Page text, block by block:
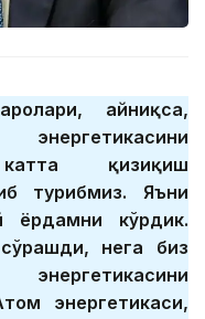
айниқса,
қизиқиш
турибмиз. Яъни
ёрдамни кўрдик.
нега биз
энергетикаси,